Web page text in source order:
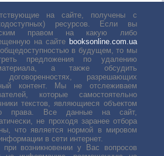
на сайте, получены с
ресурсов. Если вы
правом на какую либо
на сайте booksonline.com.ua
в будущем, то мы
предложения по удалению
а также обсудить
разрешающих
контент. Мы не отслеживаем
которые самостоятельно
текстов, являющиеся объектом
права. Все данные на сайт,
не проходя заранее отбора
что является нормой в мировом
в сети интернет.
возникновении у Вас вопросов